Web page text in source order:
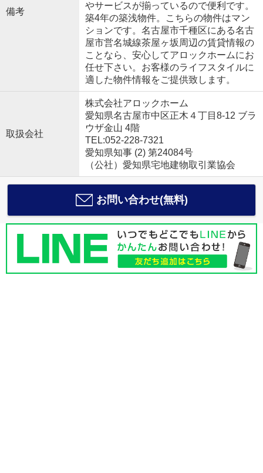
備考
やサービスが揃っているので便利です。
築4年の築浅物件。こちらの物件はマン
ションです。名古屋市千種区にある名古
屋市営名城線茶屋ヶ坂周辺の賃貸情報の
ことなら、安心してアロックホームにお
任せ下さい。お客様のライフスタイルに
適した物件情報をご提供致します。
取扱会社
株式会社アロックホーム
愛知県名古屋市中区正木４丁目8-12 ブラ
ウザ金山 4階
TEL:052-228-7321
愛知県知事 (2) 第24084号
（公社）愛知県宅地建物取引業協会
お問い合わせ(無料)